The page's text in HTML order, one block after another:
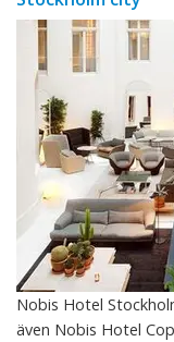
Nobis Hotel
även Nobis Hotel